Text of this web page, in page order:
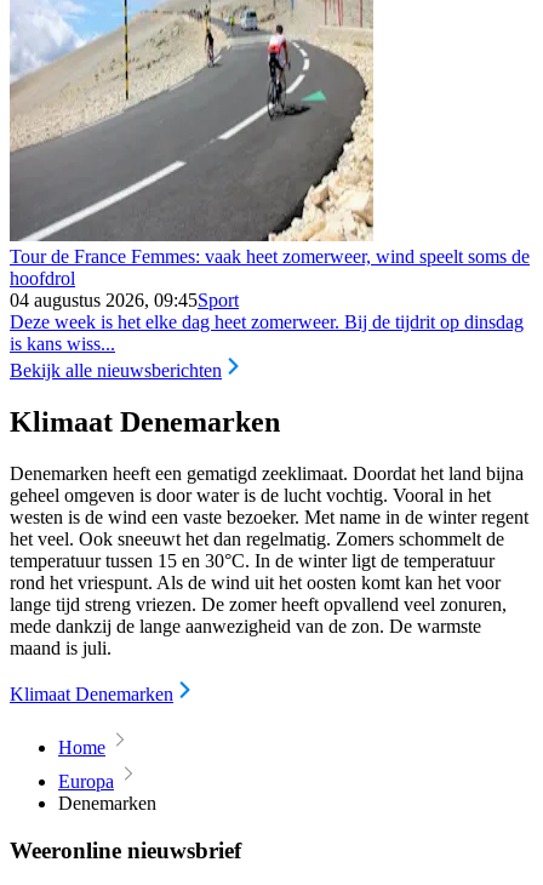
Tour de France Femmes: vaak heet zomerweer, wind speelt soms de
hoofdrol
04 augustus 2026, 09:45Sport
Deze week is het elke dag heet zomerweer. Bij de tijdrit op dinsdag
is kans wiss...
Bekijk alle nieuwsberichten
Klimaat Denemarken
Denemarken heeft een gematigd zeeklimaat. Doordat het land bijna
geheel omgeven is door water is de lucht vochtig. Vooral in het
westen is de wind een vaste bezoeker. Met name in de winter regent
het veel. Ook sneeuwt het dan regelmatig. Zomers schommelt de
temperatuur tussen 15 en 30°C. In de winter ligt de temperatuur
rond het vriespunt. Als de wind uit het oosten komt kan het voor
lange tijd streng vriezen. De zomer heeft opvallend veel zonuren,
mede dankzij de lange aanwezigheid van de zon. De warmste
maand is juli.
Klimaat Denemarken
Home
Europa
Denemarken
Weeronline nieuwsbrief